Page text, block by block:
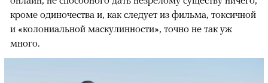
кроме одиночества и, как следует из фильма, токсичной
и «колониальной маскулинности», точно не так уж
много.